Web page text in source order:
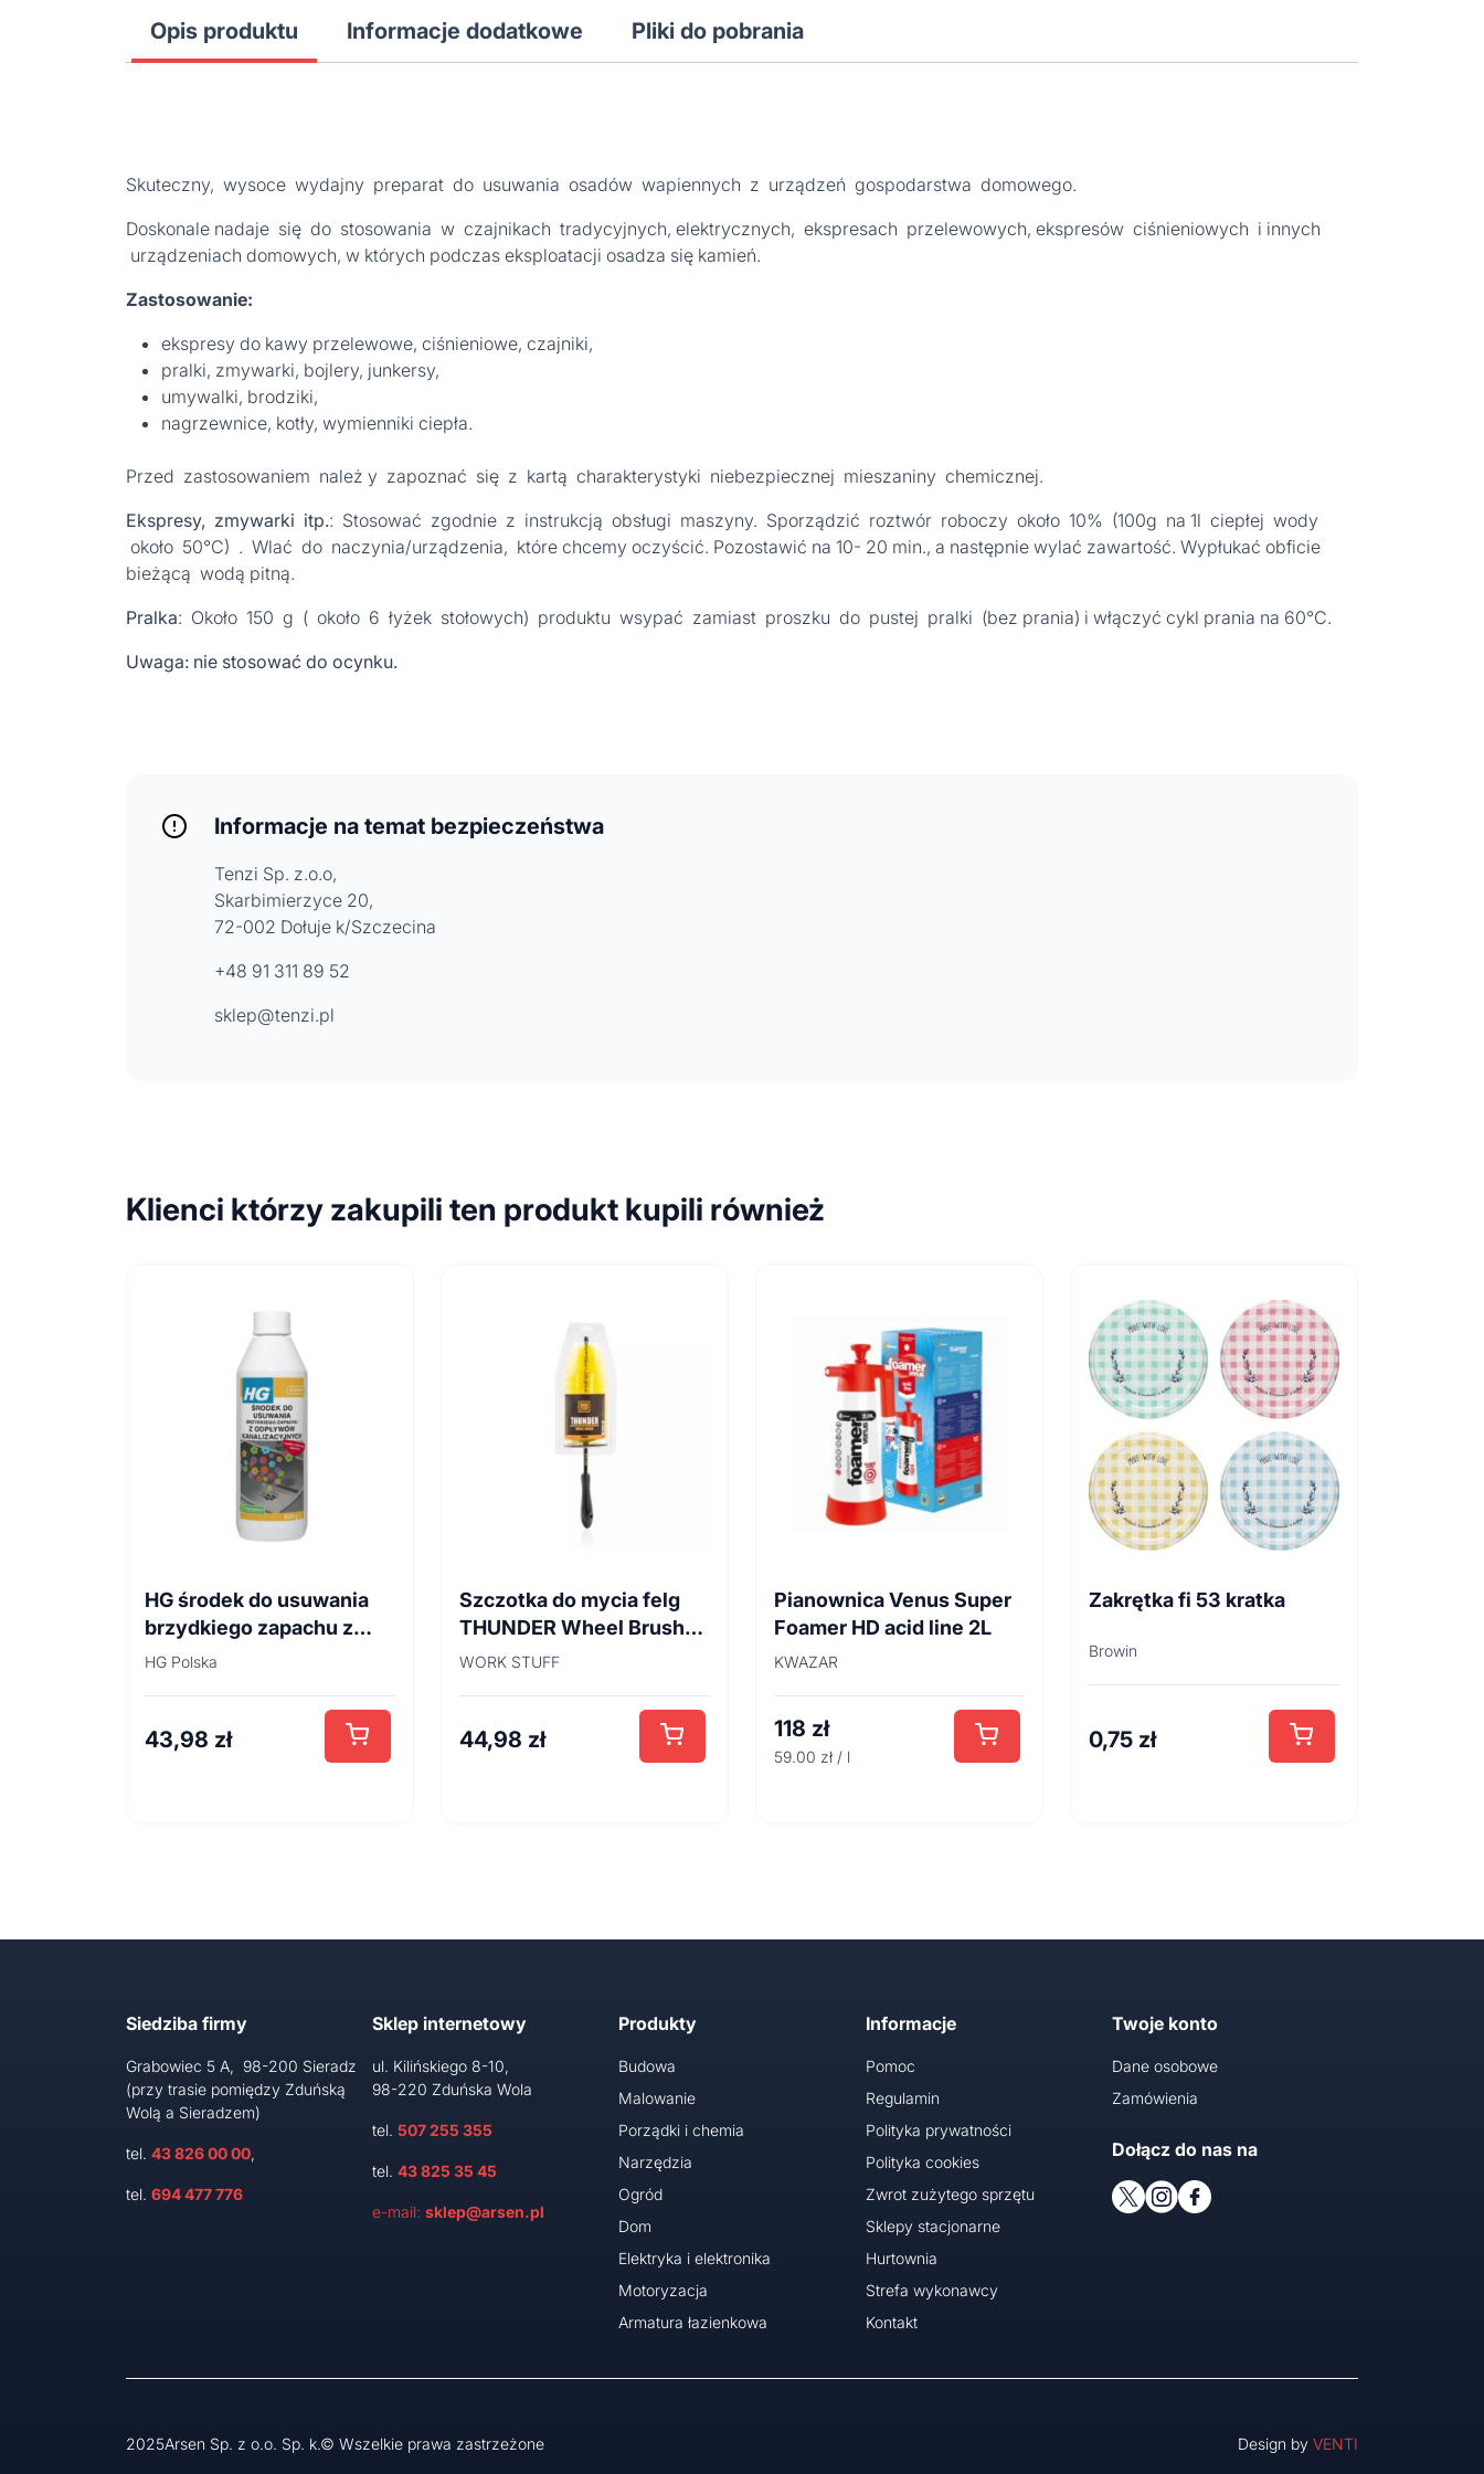
Opis produktu Informacje dodatkowe Pliki do pobrania
Skuteczny, wysoce wydajny preparat do usuwania osadów wapiennych z urządzeń gospodarstwa domowego.
Doskonale nadaje się do stosowania w czajnikach tradycyjnych, elektrycznych, ekspresach przelewowych, ekspresów ciśnieniowych i innych
urządzeniach domowych, w których podczas eksploatacji osadza się kamień.
Zastosowanie:
ekspresy do kawy przelewowe, ciśnieniowe, czajniki,
pralki, zmywarki, bojlery, junkersy,
umywalki, brodziki,
nagrzewnice, kotły, wymienniki ciepła.
Przed zastosowaniem należ y zapoznać się z kartą charakterystyki niebezpiecznej mieszaniny chemicznej.
Ekspresy, zmywarki itp.: Stosować zgodnie z instrukcją obsługi maszyny. Sporządzić roztwór roboczy około 10% (100g na 1l ciepłej wody
około 50°C) . Wlać do naczynia/urządzenia, które chcemy oczyścić. Pozostawić na 10- 20 min., a następnie wylać zawartość. Wypłukać obficie
bieżącą wodą pitną.
Pralka: Około 150 g ( około 6 łyżek stołowych) produktu wsypać zamiast proszku do pustej pralki (bez prania) i włączyć cykl prania na 60°C.
Uwaga: nie stosować do ocynku.
Informacje na temat bezpieczeństwa
Tenzi Sp. z.o.o,
Skarbimierzyce 20,
72-002 Dołuje k/Szczecina
+48 91 311 89 52
sklep@tenzi.pl
Klienci którzy zakupili ten produkt kupili również
HG środek do usuwania
brzydkiego zapachu z
odpływów
HG Polska
43,98 zł
Szczotka do mycia felg
THUNDER Wheel Brush
45cm
WORK STUFF
44,98 zł
Pianownica Venus Super
Foamer HD acid line 2L
KWAZAR
118 zł
59.00 zł / l
Zakrętka fi 53 kratka
Browin
0,75 zł
Siedziba firmy
Grabowiec 5 A, 98-200 Sieradz
(przy trasie pomiędzy Zduńską
Wolą a Sieradzem)
tel. 43 826 00 00,
tel. 694 477 776
Sklep internetowy
ul. Kilińskiego 8-10,
98-220 Zduńska Wola
tel.507 255 355
tel.43 825 35 45
e-mail:sklep@arsen.pl
Produkty
Budowa
Malowanie
Porządki i chemia
Narzędzia
Ogród
Dom
Elektryka i elektronika
Motoryzacja
Armatura łazienkowa
Informacje
Pomoc
Regulamin
Polityka prywatności
Polityka cookies
Zwrot zużytego sprzętu
Sklepy stacjonarne
Hurtownia
Strefa wykonawcy
Kontakt
Twoje konto
Dane osobowe
Zamówienia
Dołącz do nas na
2025Arsen Sp. z o.o. Sp. k.© Wszelkie prawa zastrzeżone Design by VENTI